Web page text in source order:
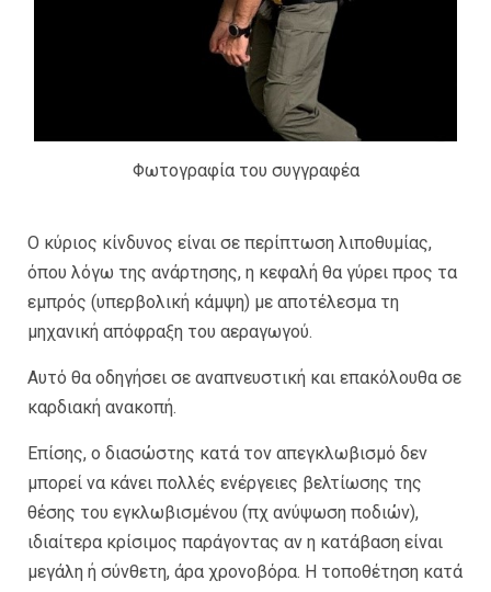
Φωτογραφία του συγγραφέα
Ο κύριος κίνδυνος είναι σε περίπτωση λιποθυμίας,
όπου λόγω της ανάρτησης, η κεφαλή θα γύρει προς τα
εμπρός (υπερβολική κάμψη) με αποτέλεσμα τη
μηχανική απόφραξη του αεραγωγού.
Αυτό θα οδηγήσει σε αναπνευστική και επακόλουθα σε
καρδιακή ανακοπή.
Επίσης, ο διασώστης κατά τον απεγκλωβισμό δεν
μπορεί να κάνει πολλές ενέργειες βελτίωσης της
θέσης του εγκλωβισμένου (πχ ανύψωση ποδιών),
ιδιαίτερα κρίσιμος παράγοντας αν η κατάβαση είναι
μεγάλη ή σύνθετη, άρα χρονοβόρα. Η τοποθέτηση κατά